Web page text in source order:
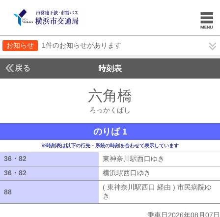
お知らせ 1件のお知らせがあります
戻る 時刻表
六角橋
ろっかくばし
のりば 1
※時刻表は以下の行先・系統の時刻を合わせて表示しています
36・82 東神奈川駅西口ゆき
36・82
横浜駅西口ゆき
88
( 東神奈川駅西口 経由 ) 市民病院ゆ
き
乗車日2026年08月07日